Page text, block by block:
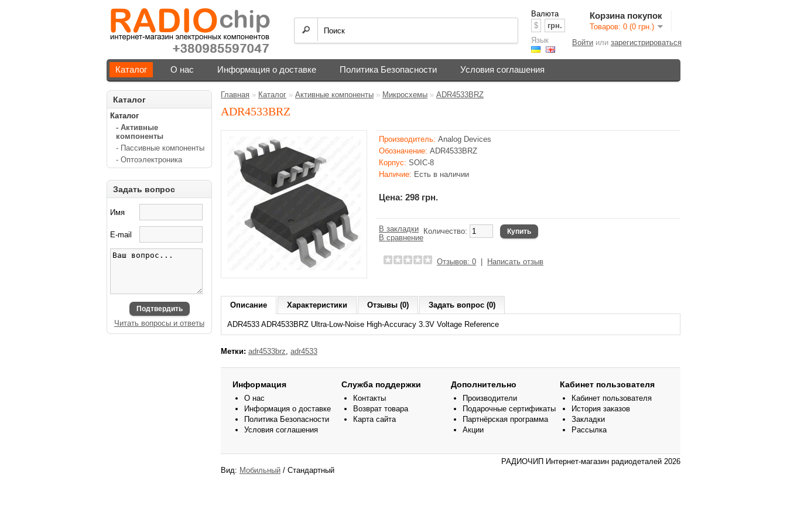
Язык
Валюта
$
грн.
Корзина покупок
Товаров: 0 (0 грн.)
Войти или зарегистрироваться
Каталог О нас Информация о доставке Политика Безопасности Условия соглашения
Каталог
Каталог
- Активные
компоненты
- Пассивные компоненты
- Оптоэлектроника
Задать вопрос
Имя
E-mail
Подтвердить
Читать вопросы и ответы
Главная » Каталог » Активные компоненты » Микросхемы » ADR4533BRZ
ADR4533BRZ
Производитель: Analog Devices
Обозначение: ADR4533BRZ
Корпус: SOIC-8
Наличие: Есть в наличии
Цена: 298 грн.
Количество: Купить
В закладки
В сравнение
Отзывов: 0 Написать отзыв
Описание Характеристики Отзывы (0) Задать вопрос (0)
ADR4533 ADR4533BRZ Ultra-Low-Noise High-Accuracy 3.3V Voltage Reference
Метки: adr4533brz, adr4533
Информация
О нас
Информация о доставке
Политика Безопасности
Условия соглашения
Служба поддержки
Контакты
Возврат товара
Карта сайта
Дополнительно
Производители
Подарочные сертификаты
Партнёрская программа
Акции
Кабинет пользователя
Кабинет пользователя
История заказов
Закладки
Рассылка
РАДИОЧИП Интернет-магазин радиодеталей 2026
Вид: Мобильный / Стандартный